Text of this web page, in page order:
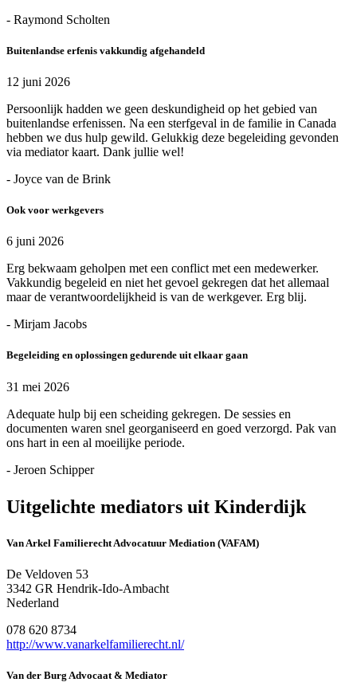
- Raymond Scholten
Buitenlandse erfenis vakkundig afgehandeld
12 juni 2026
Persoonlijk hadden we geen deskundigheid op het gebied van
buitenlandse erfenissen. Na een sterfgeval in de familie in Canada
hebben we dus hulp gewild. Gelukkig deze begeleiding gevonden
via mediator kaart. Dank jullie wel!
- Joyce van de Brink
Ook voor werkgevers
6 juni 2026
Erg bekwaam geholpen met een conflict met een medewerker.
Vakkundig begeleid en niet het gevoel gekregen dat het allemaal
maar de verantwoordelijkheid is van de werkgever. Erg blij.
- Mirjam Jacobs
Begeleiding en oplossingen gedurende uit elkaar gaan
31 mei 2026
Adequate hulp bij een scheiding gekregen. De sessies en
documenten waren snel georganiseerd en goed verzorgd. Pak van
ons hart in een al moeilijke periode.
- Jeroen Schipper
Uitgelichte mediators uit Kinderdijk
Van Arkel Familierecht Advocatuur Mediation (VAFAM)
De Veldoven 53
3342 GR Hendrik-Ido-Ambacht
Nederland
078 620 8734
http://www.vanarkelfamilierecht.nl/
Van der Burg Advocaat & Mediator